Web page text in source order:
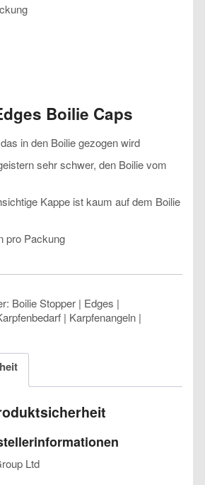
Boilie Caps
in den Boilie gezogen wird
sehr schwer, den Boilie vom
Kappe ist kaum auf dem Boilie
pro Packung
Boilie Stopper | Edges |
| Karpfenangeln |
Ltd